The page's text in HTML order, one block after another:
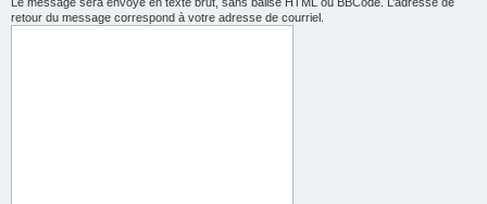
retour du message correspond à votre adresse de courriel.